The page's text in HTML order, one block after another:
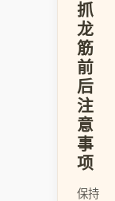
抓
龙
筋
前
后
注
意
事
项
保持